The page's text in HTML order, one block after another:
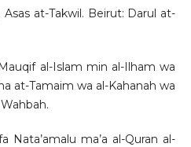
at-Takwil. Beirut: Darul at-
al-Islam min al-Ilham wa
at-Tamaim wa al-Kahanah wa
Nata’amalu ma’a al-Quran al-